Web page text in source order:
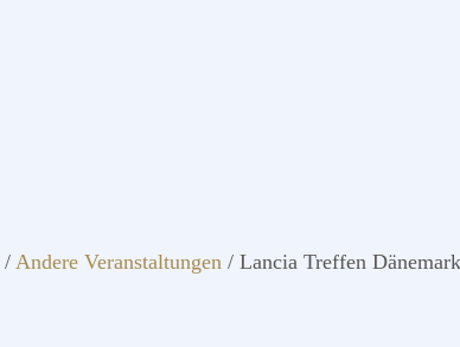
/ Andere Veranstaltungen / Lancia Treffen